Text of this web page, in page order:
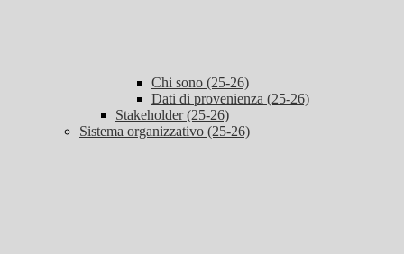
Chi sono (25-26)
Dati di provenienza (25-26)
Stakeholder (25-26)
Sistema organizzativo (25-26)